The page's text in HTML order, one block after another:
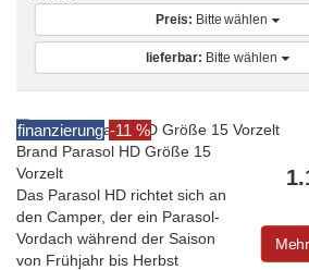
Preis: Bitte wählen
lieferbar: Bitte wählen
finanzierung -11 %
Brand Parasol HD Größe 15
Vorzelt
Das Parasol HD richtet sich an
den Camper, der ein Parasol-
Vordach während der Saison
von Frühjahr bis Herbst